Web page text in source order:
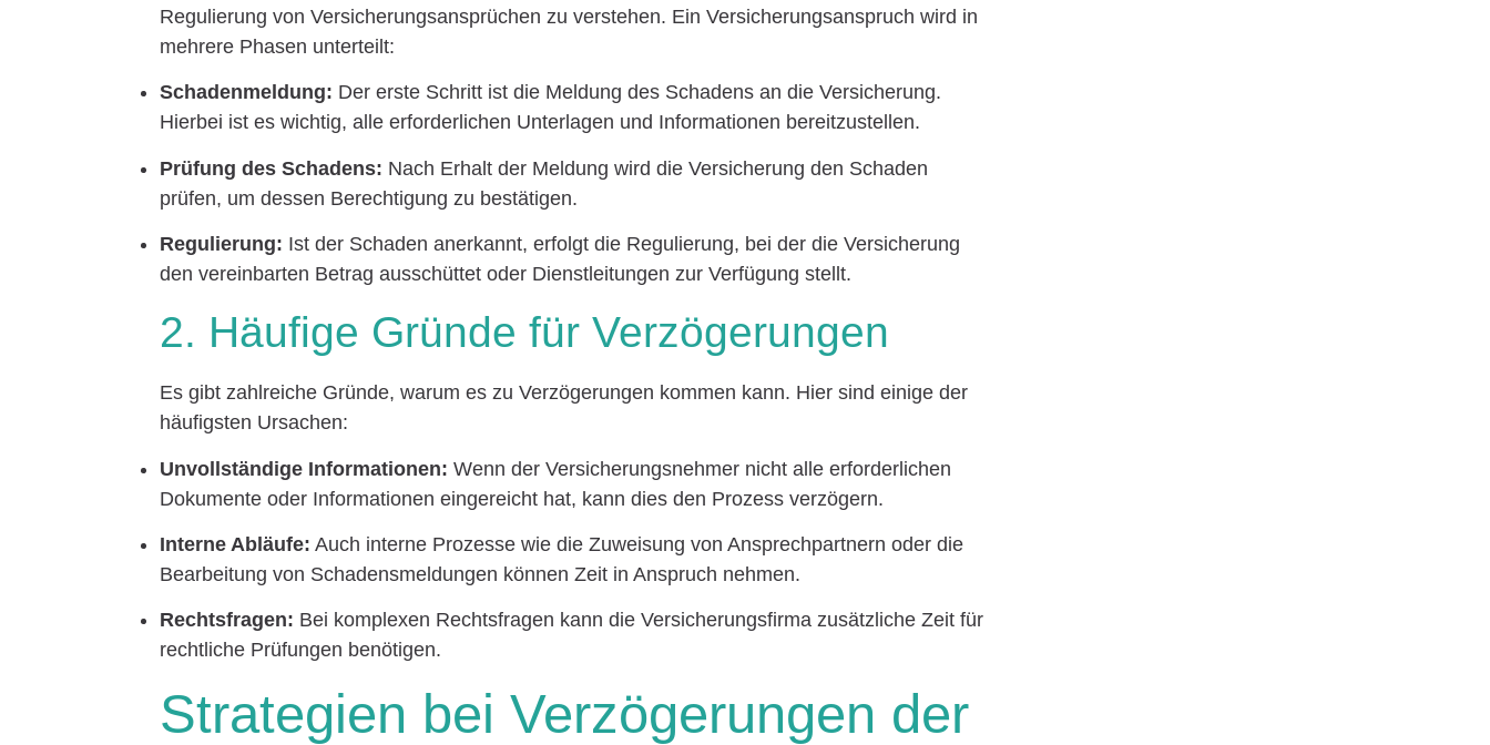
Regulierung von Versicherungsansprüchen zu verstehen. Ein Versicherungsanspruch wird in
mehrere Phasen unterteilt:
Schadenmeldung: Der erste Schritt ist die Meldung des Schadens an die Versicherung.
Hierbei ist es wichtig, alle erforderlichen Unterlagen und Informationen bereitzustellen.
Prüfung des Schadens: Nach Erhalt der Meldung wird die Versicherung den Schaden
prüfen, um dessen Berechtigung zu bestätigen.
Regulierung: Ist der Schaden anerkannt, erfolgt die Regulierung, bei der die Versicherung
den vereinbarten Betrag ausschüttet oder Dienstleitungen zur Verfügung stellt.
2. Häufige Gründe für Verzögerungen
Es gibt zahlreiche Gründe, warum es zu Verzögerungen kommen kann. Hier sind einige der
häufigsten Ursachen:
Unvollständige Informationen: Wenn der Versicherungsnehmer nicht alle erforderlichen
Dokumente oder Informationen eingereicht hat, kann dies den Prozess verzögern.
Interne Abläufe: Auch interne Prozesse wie die Zuweisung von Ansprechpartnern oder die
Bearbeitung von Schadensmeldungen können Zeit in Anspruch nehmen.
Rechtsfragen: Bei komplexen Rechtsfragen kann die Versicherungsfirma zusätzliche Zeit für
rechtliche Prüfungen benötigen.
Strategien bei Verzögerungen der